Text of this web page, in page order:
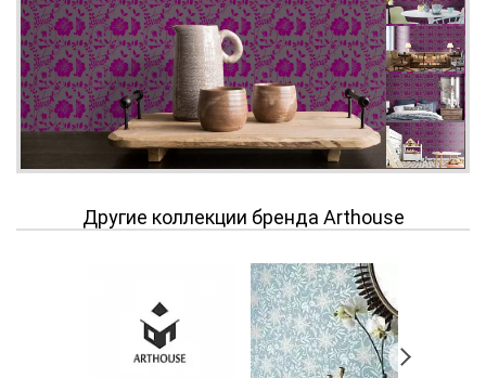
Другие коллекции бренда Arthouse